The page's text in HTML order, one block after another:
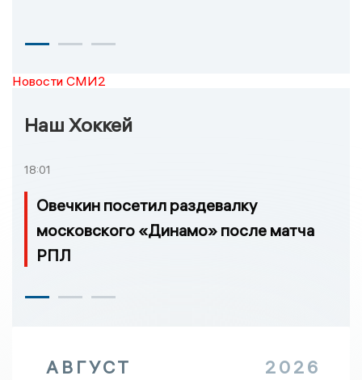
Новости СМИ2
Наш Хоккей
18:01
Овечкин посетил раздевалку
московского «Динамо» после матча
РПЛ
АВГУСТ 2026